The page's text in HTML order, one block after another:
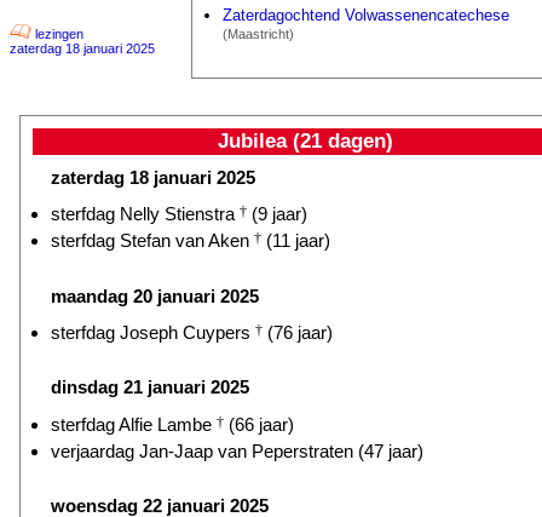
lezingen
zaterdag 18 januari 2025
Zaterdagochtend Volwassenencatechese
(Maastricht)
Jubilea (21 dagen)
zaterdag 18 januari 2025
sterfdag Nelly Stienstra † (9 jaar)
sterfdag Stefan van Aken † (11 jaar)
maandag 20 januari 2025
sterfdag Joseph Cuypers † (76 jaar)
dinsdag 21 januari 2025
sterfdag Alfie Lambe † (66 jaar)
verjaardag Jan-Jaap van Peperstraten (47 jaar)
woensdag 22 januari 2025